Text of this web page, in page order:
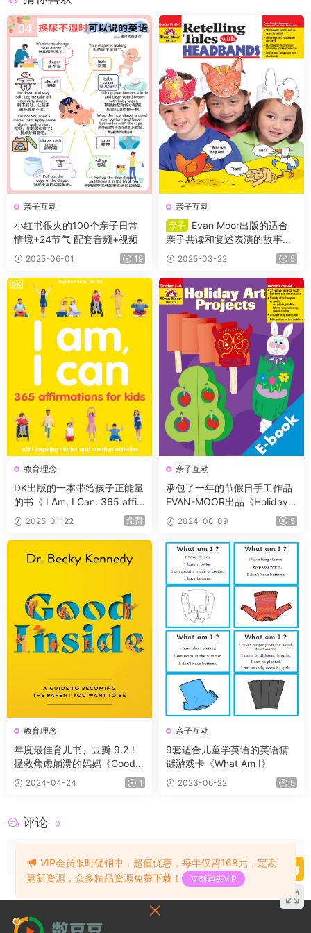
亲子互动
小红书很火的100个亲子日常
情境+24节气 配套音频+视频
2025-06-01 19
亲子互动
亲子
Evan Moor出版的适合
亲子共读和复述表演的故事书
《Retelling Tales with Headb
ands》
2025-03-22 5
教育理念
DK出版的一本带给孩子正能量
的书《 I Am, I Can: 365 affir
mations for kids》我是，我
能，给孩子的365个暗示
2025-01-22 免费
亲子互动
承包了一年的节假日手工作品
EVAN-MOOR出品《Holiday A
rt Projects》G1-G6
2024-08-09 5
教育理念
年度最佳育儿书、豆瓣 9.2！
拯救焦虑崩溃的妈妈《Good I
nside 看见孩子》PDF+电子书
2024-04-24 1
亲子互动
9套适合儿童学英语的英语猜
谜游戏卡《What Am I》
2023-06-22 5
评论 0
请先登录
VIP会员限时促销中，超值优惠，每年仅需168元，定期
更新资源，众多精品资源免费下载！
立刻购买VIP